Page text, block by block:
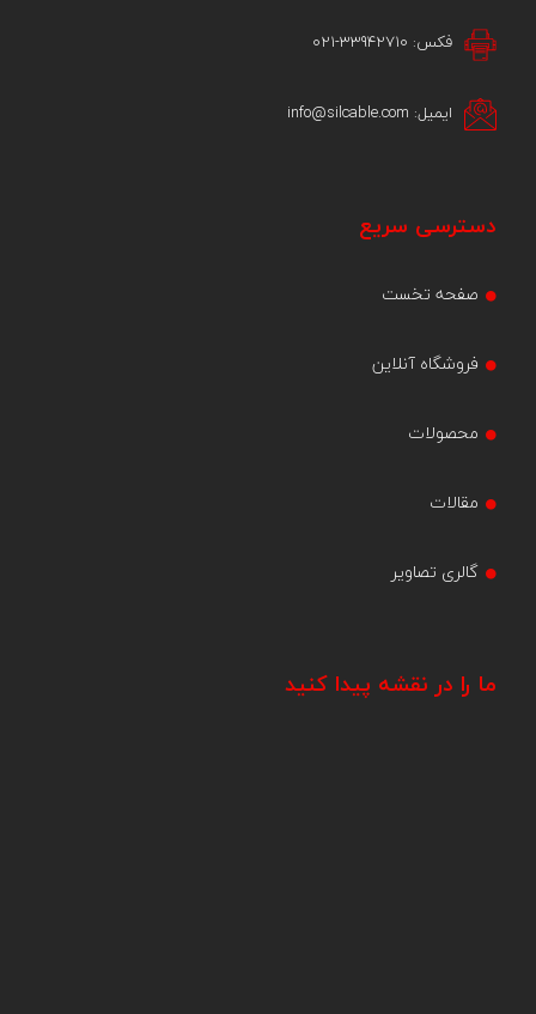
فکس: 33942710-021
ایمیل: info@silcable.com
دسترسی سریع
صفحه تخست
فروشگاه آنلاین
محصولات
مقالات
گالری تصاویر
ما را در نقشه پیدا کنید